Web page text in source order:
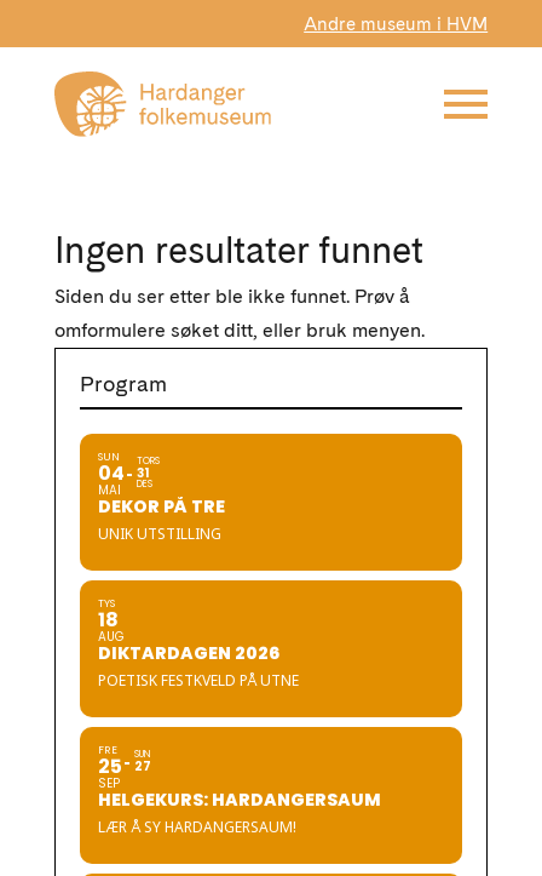
Andre museum i HVM
Ingen resultater funnet
Siden du ser etter ble ikke funnet. Prøv å
omformulere søket ditt, eller bruk menyen.
Program
SUN
04
MAI
TORS
31
DES
DEKOR PÅ TRE
UNIK UTSTILLING
TYS
18
AUG
DIKTARDAGEN 2026
POETISK FESTKVELD PÅ UTNE
FRE
25
SEP
SUN
27
HELGEKURS: HARDANGERSAUM
LÆR Å SY HARDANGERSAUM!